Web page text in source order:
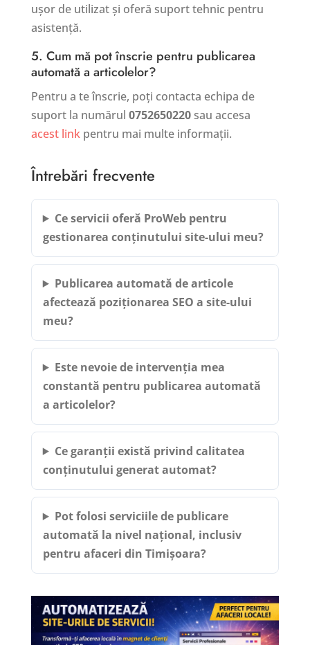
ușor de utilizat și oferă suport tehnic pentru
asistență.
5. Cum mă pot înscrie pentru publicarea
automată a articolelor?
Pentru a te înscrie, poți contacta echipa de
suport la numărul 0752650220sau accesa
acest linkpentru mai multe informații.
Întrebări frecvente
Ce servicii oferă ProWeb pentru
gestionarea conținutului site-ului meu?
Publicarea automată de articole
afectează poziționarea SEO a site-ului
meu?
Este nevoie de intervenția mea
constantă pentru publicarea automată
a articolelor?
Ce garanții există privind calitatea
conținutului generat automat?
Pot folosi serviciile de publicare
automată la nivel național, inclusiv
pentru afaceri din Timișoara?